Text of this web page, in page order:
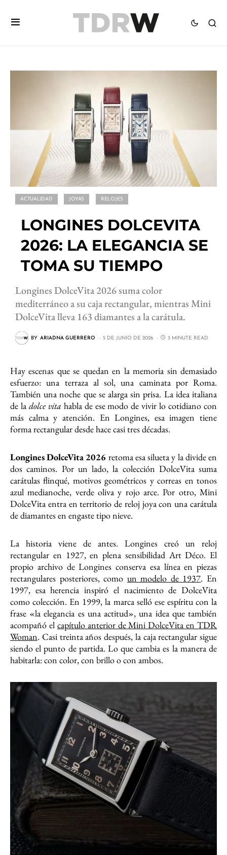
ACTUALIDAD JOYAS RELOJES
LONGINES DOLCEVITA
2026: LA ELEGANCIA SE
TOMA SU TIEMPO
Longines DolceVita 2026 suma color
mediterráneo a su caja rectangular, mientras Mini
DolceVita lleva 163 diamantes a la carátula.
BY ARIADNA GUERRERO 5 DE JUNIO DE 2026 3 MINUTE READ
Hay escenas que se quedan en la memoria sin demasiado
esfuerzo: una terraza al sol, una caminata por Roma.
También una noche que se alarga sin prisa. La idea italiana
de la dolce vita habla de ese modo de vivir lo cotidiano con
más calma y atención. En Longines, esa imagen tiene
forma rectangular desde hace casi tres décadas.
Longines DolceVita 2026 retoma esa silueta y la divide en
dos caminos. Por un lado, la colección DolceVita suma
carátulas flinqué, motivos geométricos y correas en tonos
azul medianoche, verde oliva y rojo arce. Por otro, Mini
DolceVita entra en territorio de reloj joya con una carátula
de diamantes en engaste tipo nieve.
La historia viene de antes. Longines creó un reloj
rectangular en 1927, en plena sensibilidad Art Déco. El
propio archivo de Longines conserva esa línea en piezas
rectangulares posteriores, como un modelo de 1937. En
1997, esa herencia inspiró el nacimiento de DolceVita
como colección. En 1999, la marca selló ese espíritu con la
frase «la elegancia es una actitud», una idea que también
acompañó el capítulo anterior de Mini DolceVita en TDR
Woman. Casi treinta años después, la caja rectangular sigue
siendo el punto de partida. Lo que cambia es la manera de
habitarla: con color, con brillo o con ambos.